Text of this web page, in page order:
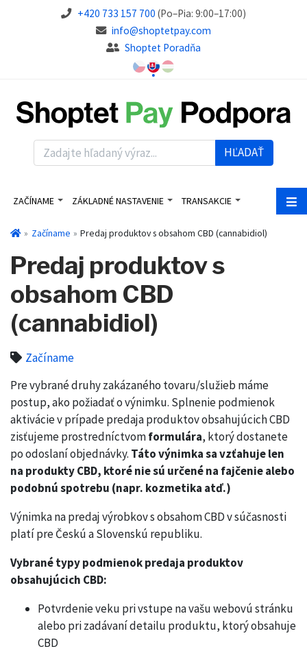
+420 733 157 700 (Po–Pia: 9:00–17:00)
info@shoptetpay.com
Shoptet Poradňa
HĽADAŤ
ZAČÍNAME ZÁKLADNÉ NASTAVENIE TRANSAKCIE
Začíname Predaj produktov s obsahom CBD (cannabidiol)
Predaj produktov s
obsahom CBD
(cannabidiol)
Začíname
Pre vybrané druhy zakázaného tovaru/služieb máme
postup, ako požiadať o výnimku. Splnenie podmienok
aktivácie v prípade predaja produktov obsahujúcich CBD
zisťujeme prostredníctvomformulára, ktorý dostanete
po odoslaní objednávky. Táto výnimka sa vzťahuje len
na produkty CBD, ktoré nie sú určené na fajčenie alebo
podobnú spotrebu (napr. kozmetika atď.)
Výnimka na predaj výrobkov s obsahom CBD v súčasnosti
platí pre Českú a Slovenskú republiku.
Vybrané typy podmienok predaja produktov
obsahujúcich CBD:
Potvrdenie veku pri vstupe na vašu webovú stránku
alebo pri zadávaní detailu produktu, ktorý obsahuje
CBD